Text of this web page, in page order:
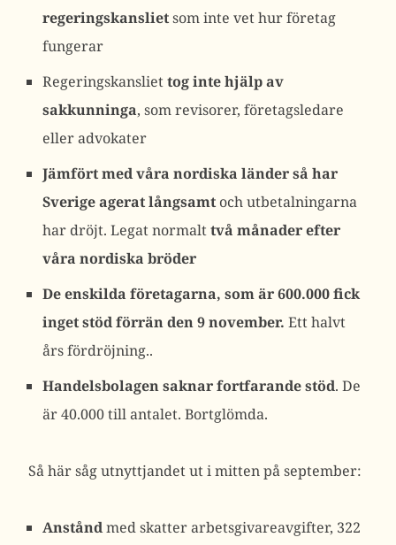
regeringskanslietsom inte vet hur företag
fungerar
Regeringskansliettog inte hjälp av
sakkunninga, som revisorer, företagsledare
eller advokater
Jämfört med våra nordiska länder så har
Sverigeagerat långsamt och utbetalningarna
har dröjt. Legat normalttvå månader efter
våra nordiska bröder
De enskilda företagarna, som är 600.000 fick
inget stöd förrän den 9 november. Ett halvt
års fördröjning..
Handelsbolagen saknar fortfarande stöd. De
är 40.000 till antalet. Bortglömda.
Så här såg utnyttjandet ut i mitten på september:
Anståndmed skatter arbetsgivareavgifter, 322